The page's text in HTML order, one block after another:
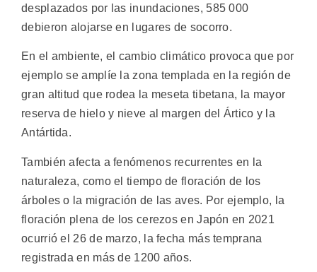
desplazados por las inundaciones, 585 000
debieron alojarse en lugares de socorro.
En el ambiente, el cambio climático provoca que por
ejemplo se amplíe la zona templada en la región de
gran altitud que rodea la meseta tibetana, la mayor
reserva de hielo y nieve al margen del Ártico y la
Antártida.
También afecta a fenómenos recurrentes en la
naturaleza, como el tiempo de floración de los
árboles o la migración de las aves. Por ejemplo, la
floración plena de los cerezos en Japón en 2021
ocurrió el 26 de marzo, la fecha más temprana
registrada en más de 1200 años.